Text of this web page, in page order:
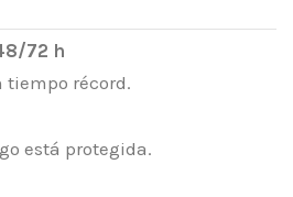
72 h
tiempo récord.
está protegida.